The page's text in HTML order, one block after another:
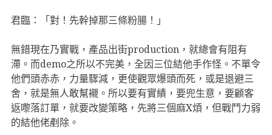
君臨：「對！先幹掉那三條粉腸！」
無錯現在乃實戰，產品出街production，就總會有阻有
滯。而demo之所以不完美，全因三位結他手作怪。不單令
他們頭赤赤，力量驟減，更使觀眾爆頭而死，或是退避三
舍，就是無人敢幫襯。所以要有實績，要兜生意，要顧客
返嚟落訂單，就要改變策略，先將三個麻X煩，但戰鬥力弱
的結他佬剷除。